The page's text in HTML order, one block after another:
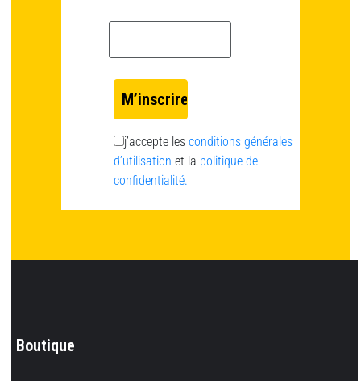
j’accepte les conditions générales
d’utilisation et la politique de
confidentialité.
Boutique